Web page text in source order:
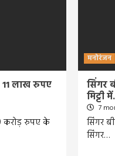
11 लाख रुपए
करोड़ रुपए के
मनोरंजन
सिंगर
मिट्टी
7
सिंगर
सिंगर…